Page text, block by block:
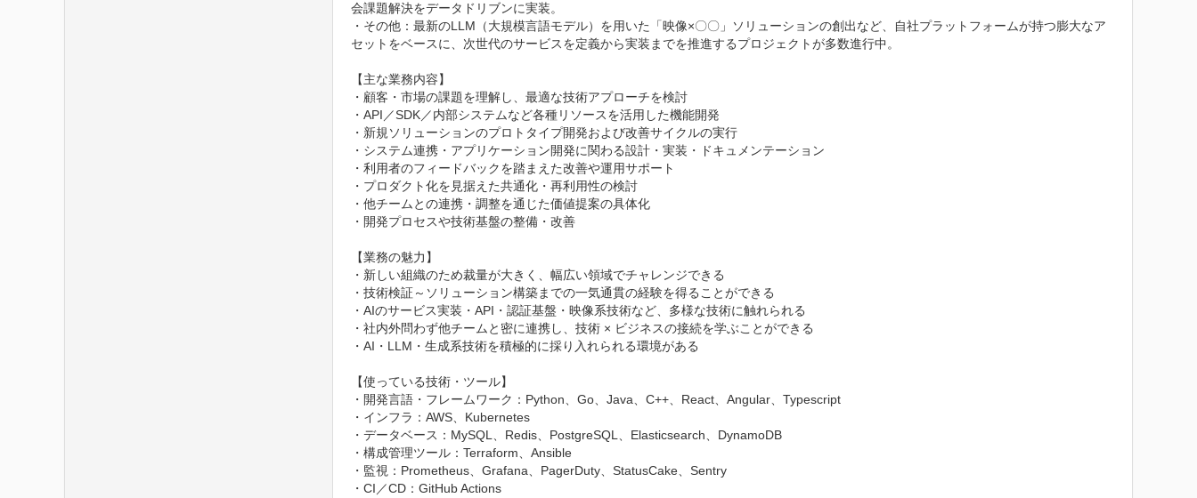
会課題解決をデータドリブンに実装。
・その他：最新のLLM（大規模言語モデル）を用いた「映像×〇〇」ソリューションの創出など、自社プラットフォームが持つ膨大なア
セットをベースに、次世代のサービスを定義から実装までを推進するプロジェクトが多数進行中。
【主な業務内容】
・顧客・市場の課題を理解し、最適な技術アプローチを検討
・API／SDK／内部システムなど各種リソースを活用した機能開発
・新規ソリューションのプロトタイプ開発および改善サイクルの実行
・システム連携・アプリケーション開発に関わる設計・実装・ドキュメンテーション
・利用者のフィードバックを踏まえた改善や運用サポート
・プロダクト化を見据えた共通化・再利用性の検討
・他チームとの連携・調整を通じた価値提案の具体化
・開発プロセスや技術基盤の整備・改善
【業務の魅力】
・新しい組織のため裁量が大きく、幅広い領域でチャレンジできる
・技術検証～ソリューション構築までの一気通貫の経験を得ることができる
・AIのサービス実装・API・認証基盤・映像系技術など、多様な技術に触れられる
・社内外問わず他チームと密に連携し、技術 × ビジネスの接続を学ぶことができる
・AI・LLM・生成系技術を積極的に採り入れられる環境がある
【使っている技術・ツール】
・開発言語・フレームワーク：Python、Go、Java、C++、React、Angular、Typescript
・インフラ：AWS、Kubernetes
・データベース：MySQL、Redis、PostgreSQL、Elasticsearch、DynamoDB
・構成管理ツール：Terraform、Ansible
・監視：Prometheus、Grafana、PagerDuty、StatusCake、Sentry
・CI／CD：GitHub Actions